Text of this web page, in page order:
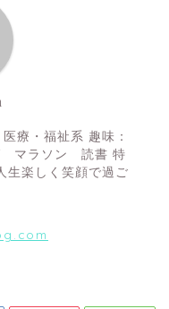
療・福祉系 趣味：
マラソン 読書 特
生楽しく笑顔で過ご